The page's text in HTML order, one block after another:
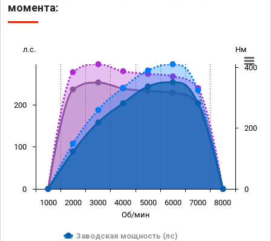
момента:
Об/мин
л.с. Нм
Заводская мощность (лс)
1000 2000 3000 4000 5000 6000 7000 8000
0
100
200
0
200
400